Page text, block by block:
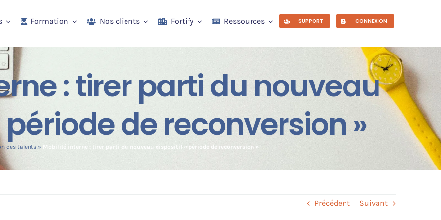
Formation Nos clients Fortify Ressources SUPPORT CONNEXION
: tirer parti du nouveau
de reconversion »
des talents » Mobilité interne : tirer parti du nouveau dispositif « période de reconversion »
Précédent Suivant